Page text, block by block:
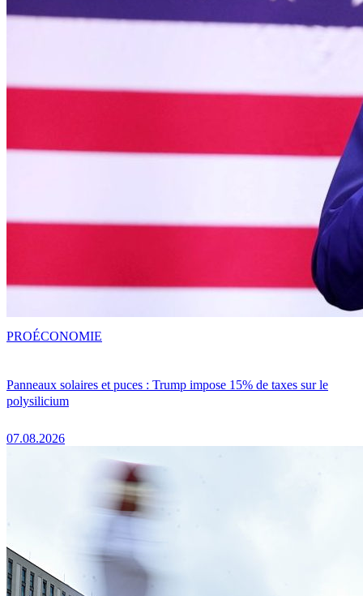
Panneaux solaires et puces : Trump impose 15% de taxes sur le
polysilicium
07.08.2026
PROÉCONOMIE